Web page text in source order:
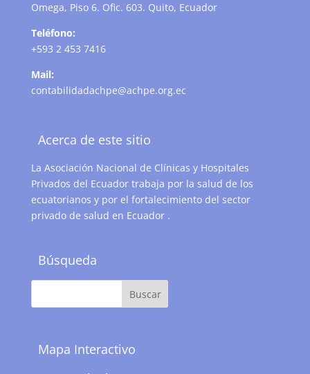
Omega, Piso 6. Ofic. 603. Quito, Ecuador
Teléfono:
+593 2 453 7416
Mail:
contabilidadachpe@achpe.org.ec
Acerca de este sitio
La Asociación Nacional de Clínicas y Hospitales
Privados del Ecuador trabaja por la salud de los
ecuatorianos y por el fortalecimiento del sector
privado de salud en Ecuador .
Búsqueda
Mapa Interactivo